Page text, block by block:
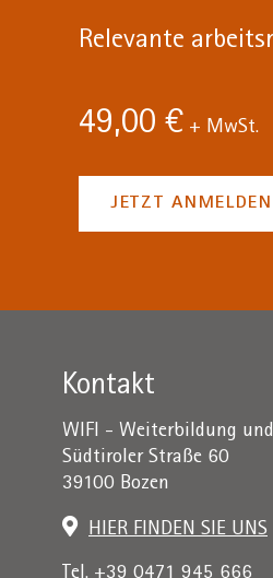
Relevante
49,00 € + MwSt.
JETZT ANMELDEN
Kontakt
WIFI - Weiterbildung
Südtiroler Straße 60
39100 Bozen
HIER FINDEN SIE UNS